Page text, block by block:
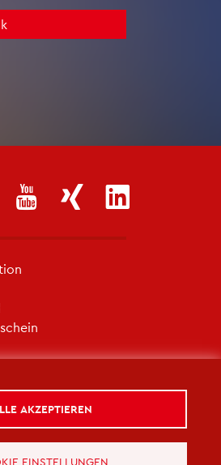
EINSTELLUNGEN
AKZEPTIEREN